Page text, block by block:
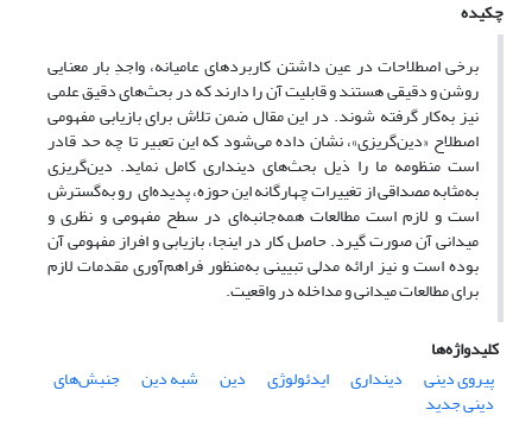
چکیده
برخی اصطلاحات در عین داشتن کاربرد‌های عامیانه، واجدِ بار معنایی
روشن و دقیقی هستند و قابلیت آن را دارند که در بحث‌‌های دقیق علمی
نیز به‌کار گرفته شوند. در این مقال ضمن تلاش برای بازیابی مفهومی
اصطلاح «دین‌گریزی»، نشان داده می‌شود که این تعبیر تا چه حد قادر
است منظومه ما را ذیل بحث‌‌های دینداری کامل نماید. دین‌گریزی
به‌مثابه مصداقی از تغییرات چهارگانه این حوزه، پدیده‌ای ‌رو به‌گسترش
است و لازم است مطالعات همه‌جانبه‌ای در سطح مفهومی و نظری و
میدانی آن صورت گیرد. حاصل کار در اینجا، بازیابی و افراز مفهومی آن
بوده است و نیز ارائه مدلی تبیینی به‌منظور فراهم‌آوری مقدمات لازم
برای مطالعات میدانی و مداخله در واقعیت.
کلیدواژه‌ها
پیروی دینی
دینداری ایدئولوژی دین شبه دین جنبش‌‌های
دینی جدید